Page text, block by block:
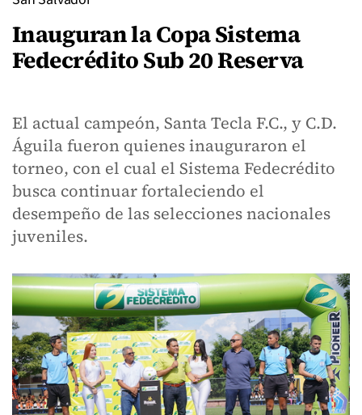
Inauguran la Copa Sistema
Fedecrédito Sub 20 Reserva
El actual campeón, Santa Tecla F.C., y C.D.
Águila fueron quienes inauguraron el
torneo, con el cual el Sistema Fedecrédito
busca continuar fortaleciendo el
desempeño de las selecciones nacionales
juveniles.